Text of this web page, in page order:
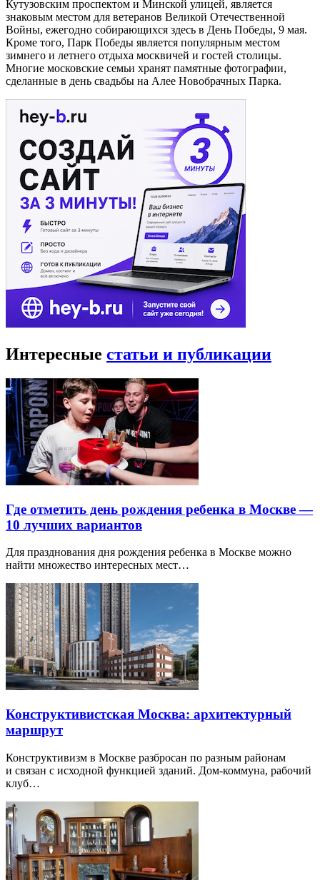
Кутузовским проспектом и Минской улицей, является
знаковым местом для ветеранов Великой Отечественной
Войны, ежегодно собирающихся здесь в День Победы, 9 мая.
Кроме того, Парк Победы является популярным местом
зимнего и летнего отдыха москвичей и гостей столицы.
Многие московские семьи хранят памятные фотографии,
сделанные в день свадьбы на Алее Новобрачных Парка.
Интересные статьи и публикации
Где отметить день рождения ребенка в Москве —
10 лучших вариантов
Для празднования дня рождения ребенка в Москве можно
найти множество интересных мест…
Конструктивистская Москва: архитектурный
маршрут
Конструктивизм в Москве разбросан по разным районам
и связан с исходной функцией зданий. Дом-коммуна, рабочий
клуб…